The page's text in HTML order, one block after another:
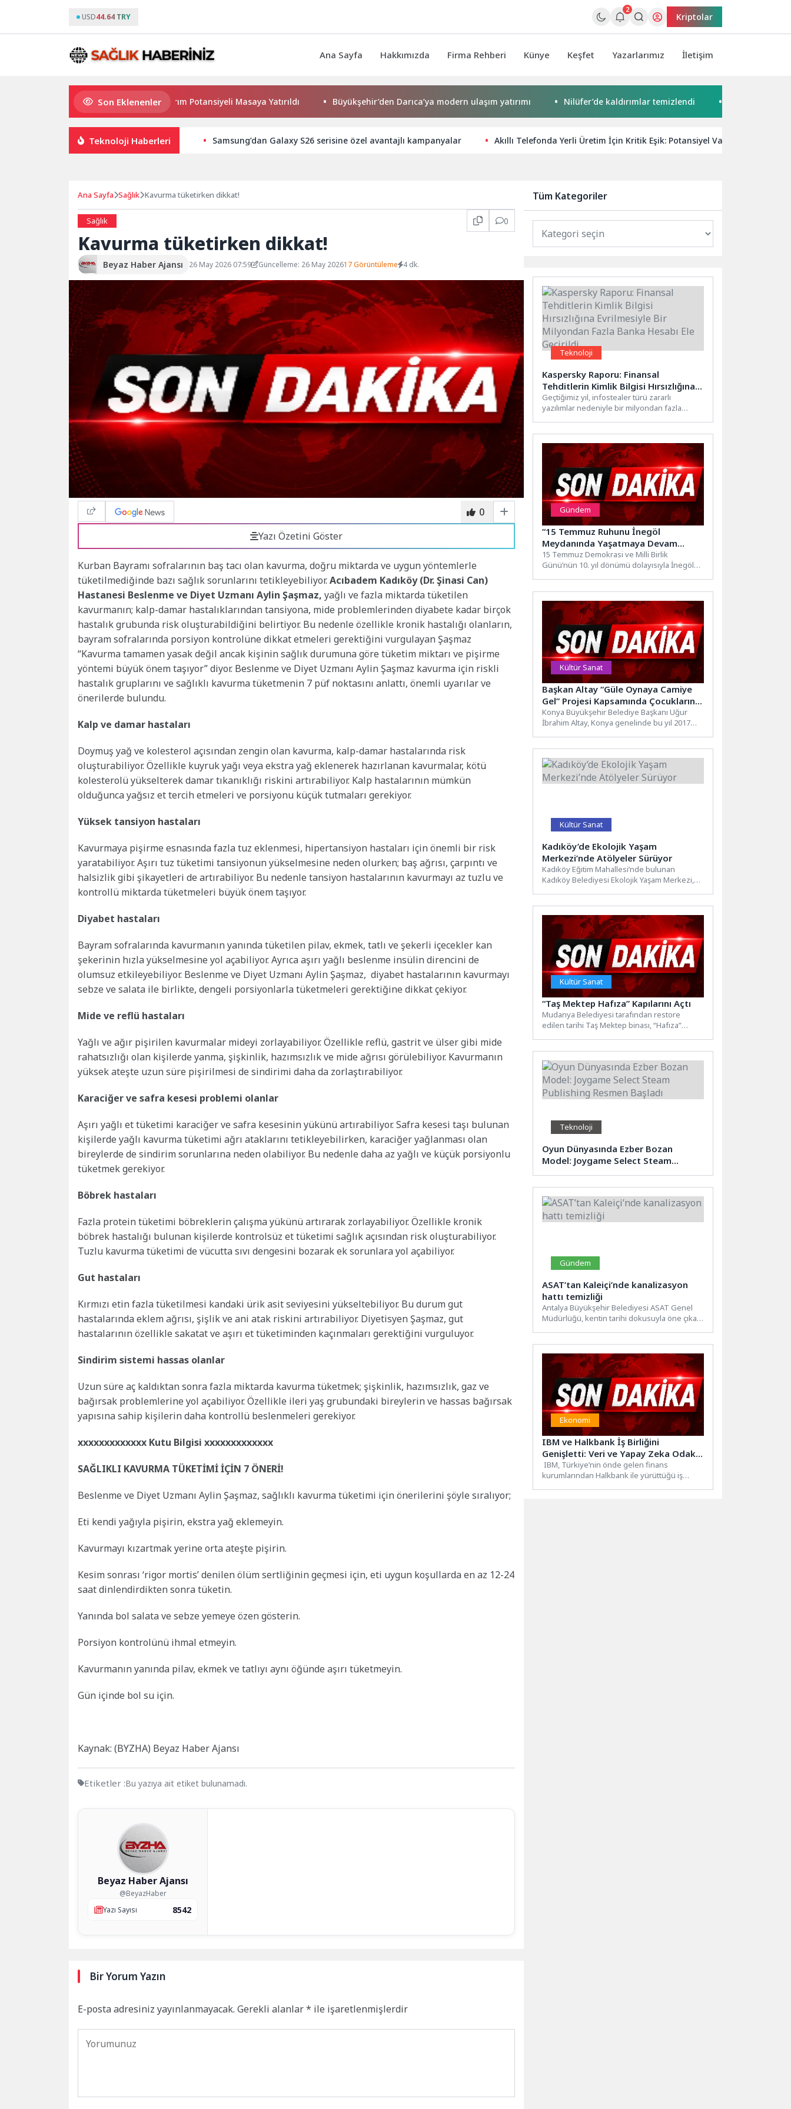
USD44.64 TRY
2
Kriptolar
Ana Sayfa Hakkımızda Firma Rehberi Künye Keşfet Yazarlarımız İletişim
Son Eklenenler
Haymana’nın Geleceği ve Yatırım Potansiyeli Masaya Yatırıldı Büyükşehir’den Darıca’ya modern ulaşım yatırımı Nilüfer’de kaldırımlar temizlendi Başkan
Teknoloji Haberleri Samsung’dan Galaxy S26 serisine özel avantajlı kampanyalar Akıllı Telefonda Yerli Üretim İçin Kritik Eşik: Potansiyel Var, Destek Şart
Ana Sayfa Sağlık Kavurma tüketirken dikkat!
Sağlık 0
Kavurma tüketirken dikkat!
Beyaz Haber Ajansı 26 May 2026 07:59 Güncelleme: 26 May 202617 Görüntüleme 4 dk.
0
Yazı Özetini Göster
Kurban Bayramı sofralarının baş tacı olan kavurma, doğru miktarda ve uygun yöntemlerle
tüketilmediğinde bazı sağlık sorunlarını tetikleyebiliyor.Acıbadem Kadıköy (Dr. Şinasi Can)
Hastanesi Beslenme ve Diyet Uzmanı Aylin Şaşmaz, yağlı ve fazla miktarda tüketilen
kavurmanın; kalp-damar hastalıklarından tansiyona, mide problemlerinden diyabete kadar birçok
hastalık grubunda risk oluşturabildiğini belirtiyor. Bu nedenle özellikle kronik hastalığı olanların,
bayram sofralarında porsiyon kontrolüne dikkat etmeleri gerektiğini vurgulayan Şaşmaz
“Kavurma tamamen yasak değil ancak kişinin sağlık durumuna göre tüketim miktarı ve pişirme
yöntemi büyük önem taşıyor” diyor. Beslenme ve Diyet Uzmanı Aylin Şaşmaz kavurma için riskli
hastalık gruplarını ve sağlıklı kavurma tüketmenin 7 püf noktasını anlattı, önemli uyarılar ve
önerilerde bulundu.
Kalp ve damar hastaları
Doymuş yağ ve kolesterol açısından zengin olan kavurma, kalp-damar hastalarında risk
oluşturabiliyor. Özellikle kuyruk yağı veya ekstra yağ eklenerek hazırlanan kavurmalar, kötü
kolesterolü yükselterek damar tıkanıklığı riskini artırabiliyor. Kalp hastalarının mümkün
olduğunca yağsız et tercih etmeleri ve porsiyonu küçük tutmaları gerekiyor.
Yüksek tansiyon hastaları
Kavurmaya pişirme esnasında fazla tuz eklenmesi, hipertansiyon hastaları için önemli bir risk
yaratabiliyor. Aşırı tuz tüketimi tansiyonun yükselmesine neden olurken; baş ağrısı, çarpıntı ve
halsizlik gibi şikayetleri de artırabiliyor. Bu nedenle tansiyon hastalarının kavurmayı az tuzlu ve
kontrollü miktarda tüketmeleri büyük önem taşıyor.
Diyabet hastaları
Bayram sofralarında kavurmanın yanında tüketilen pilav, ekmek, tatlı ve şekerli içecekler kan
şekerinin hızla yükselmesine yol açabiliyor. Ayrıca aşırı yağlı beslenme insülin direncini de
olumsuz etkileyebiliyor. Beslenme ve Diyet Uzmanı Aylin Şaşmaz, diyabet hastalarının kavurmayı
sebze ve salata ile birlikte, dengeli porsiyonlarla tüketmeleri gerektiğine dikkat çekiyor.
Mide ve reflü hastaları
Yağlı ve ağır pişirilen kavurmalar mideyi zorlayabiliyor. Özellikle reflü, gastrit ve ülser gibi mide
rahatsızlığı olan kişilerde yanma, şişkinlik, hazımsızlık ve mide ağrısı görülebiliyor. Kavurmanın
yüksek ateşte uzun süre pişirilmesi de sindirimi daha da zorlaştırabiliyor.
Karaciğer ve safra kesesi problemi olanlar
Aşırı yağlı et tüketimi karaciğer ve safra kesesinin yükünü artırabiliyor. Safra kesesi taşı bulunan
kişilerde yağlı kavurma tüketimi ağrı ataklarını tetikleyebilirken, karaciğer yağlanması olan
bireylerde de sindirim sorunlarına neden olabiliyor. Bu nedenle daha az yağlı ve küçük porsiyonlu
tüketmek gerekiyor.
Böbrek hastaları
Fazla protein tüketimi böbreklerin çalışma yükünü artırarak zorlayabiliyor. Özellikle kronik
böbrek hastalığı bulunan kişilerde kontrolsüz et tüketimi sağlık açısından risk oluşturabiliyor.
Tuzlu kavurma tüketimi de vücutta sıvı dengesini bozarak ek sorunlara yol açabiliyor.
Gut hastaları
Kırmızı etin fazla tüketilmesi kandaki ürik asit seviyesini yükseltebiliyor. Bu durum gut
hastalarında eklem ağrısı, şişlik ve ani atak riskini artırabiliyor. Diyetisyen Şaşmaz, gut
hastalarının özellikle sakatat ve aşırı et tüketiminden kaçınmaları gerektiğini vurguluyor.
Sindirim sistemi hassas olanlar
Uzun süre aç kaldıktan sonra fazla miktarda kavurma tüketmek; şişkinlik, hazımsızlık, gaz ve
bağırsak problemlerine yol açabiliyor. Özellikle ileri yaş grubundaki bireylerin ve hassas bağırsak
yapısına sahip kişilerin daha kontrollü beslenmeleri gerekiyor.
xxxxxxxxxxxxx Kutu Bilgisi xxxxxxxxxxxxx
SAĞLIKLI KAVURMA TÜKETİMİ İÇİN 7 ÖNERİ!
Beslenme ve Diyet Uzmanı Aylin Şaşmaz, sağlıklı kavurma tüketimi için önerilerini şöyle sıralıyor;
Eti kendi yağıyla pişirin, ekstra yağ eklemeyin.
Kavurmayı kızartmak yerine orta ateşte pişirin.
Kesim sonrası ‘rigor mortis’ denilen ölüm sertliğinin geçmesi için, eti uygun koşullarda en az 12-24
saat dinlendirdikten sonra tüketin.
Yanında bol salata ve sebze yemeye özen gösterin.
Porsiyon kontrolünü ihmal etmeyin.
Kavurmanın yanında pilav, ekmek ve tatlıyı aynı öğünde aşırı tüketmeyin.
Gün içinde bol su için.
Kaynak: (BYZHA) Beyaz Haber Ajansı
Etiketler :Bu yazıya ait etiket bulunamadı.
Beyaz Haber Ajansı
@BeyazHaber
Yazı Sayısı
8542
Bir Yorum Yazın
E-posta adresiniz yayınlanmayacak. Gerekli alanlar* ile işaretlenmişlerdir
Tüm Kategoriler
Teknoloji
Kaspersky Raporu: Finansal
Tehditlerin Kimlik Bilgisi Hırsızlığına
Evrilmesiyle Bir Milyondan Fazla
Banka Hesabı Ele Geçirildi
Geçtiğimiz yıl, infostealer türü zararlı
yazılımlar nedeniyle bir milyondan fazla
Gündem
“15 Temmuz Ruhunu İnegöl
Meydanında Yaşatmaya Devam
Edeceğiz”
15 Temmuz Demokrasi ve Milli Birlik
Günü’nün 10. yıl dönümü dolayısıyla İnegöl
Kültür Sanat
Başkan Altay “Güle Oynaya Camiye
Gel” Projesi Kapsamında Çocukların
Sabah Namazı Coşkusuna Eşlik Etti
Konya Büyükşehir Belediye Başkanı Uğur
İbrahim Altay, Konya genelinde bu yıl 2017
Kültür Sanat
Kadıköy’de Ekolojik Yaşam
Merkezi’nde Atölyeler Sürüyor
Kadıköy Eğitim Mahallesi’nde bulunan
Kadıköy Belediyesi Ekolojik Yaşam Merkezi,
Kültür Sanat
“Taş Mektep Hafıza” Kapılarını Açtı
Mudanya Belediyesi tarafından restore
edilen tarihi Taş Mektep binası, “Hafıza”
Teknoloji
Oyun Dünyasında Ezber Bozan
Model: Joygame Select Steam
Publishing Resmen Başladı
Gündem
ASAT’tan Kaleiçi’nde kanalizasyon
hattı temizliği
Antalya Büyükşehir Belediyesi ASAT Genel
Müdürlüğü, kentin tarihi dokusuyla öne çıkan
Ekonomi
IBM ve Halkbank İş Birliğini
Genişletti: Veri ve Yapay Zeka Odaklı
Bankacılıkta Yeni Adım
IBM, Türkiye’nin önde gelen finans
kurumlarından Halkbank ile yürüttüğü iş